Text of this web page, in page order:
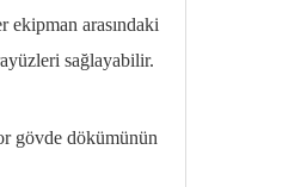
arasındaki
sağlayabilir.
gövde dökümünün